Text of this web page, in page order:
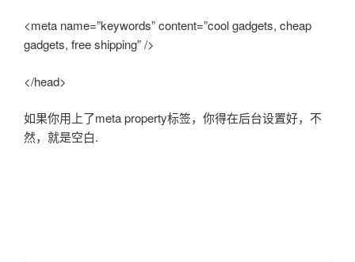
<meta name=”keywords” content=”cool gadgets, cheap
gadgets, free shipping” />
</head>
如果你用上了meta property标签，你得在后台设置好，不
然，就是空白.